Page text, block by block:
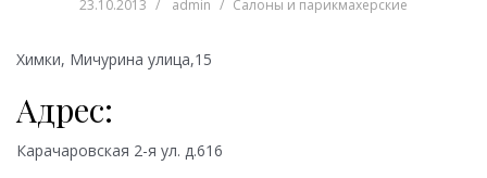
23.10.2013 admin Салоны и парикмахерские
Химки, Мичурина улица,15
Адрес:
Карачаровская 2-я ул. д.616